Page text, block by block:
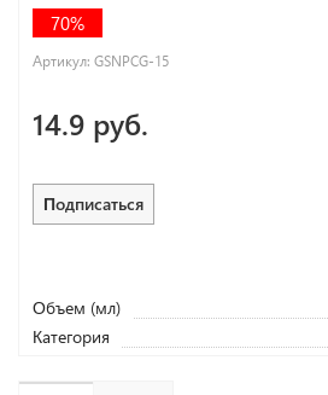
70%
Артикул: GSNPCG-15
14.9 руб.
Подписаться
Объем (мл)
Категория